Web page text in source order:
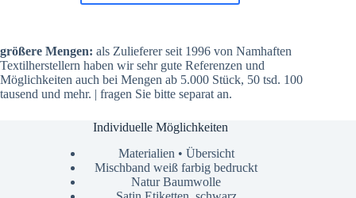
größere Mengen: als Zulieferer seit 1996 von Namhaften
Textilherstellern haben wir sehr gute Referenzen und
Möglichkeiten auch bei Mengen ab 5.000 Stück, 50 tsd. 100
tausend und mehr. | fragen Sie bitte separat an.
Individuelle Möglichkeiten
Materialien • Übersicht
Mischband weiß farbig bedruckt
Natur Baumwolle